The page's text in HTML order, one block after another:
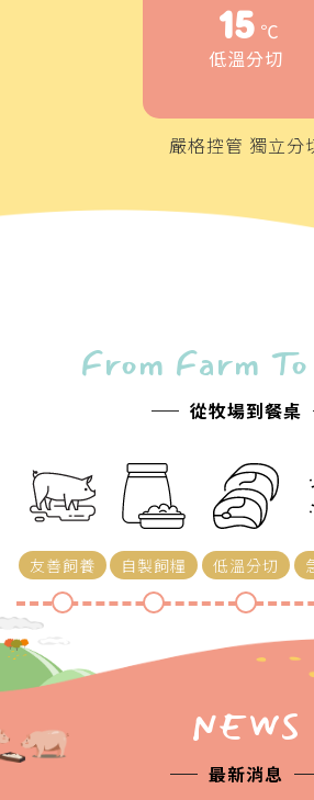
15 ℃
低溫分切
嚴格控管 獨立分
From Farm
從牧場到餐桌
友善飼養 自製飼糧 低溫分切
NEWS
最新消息